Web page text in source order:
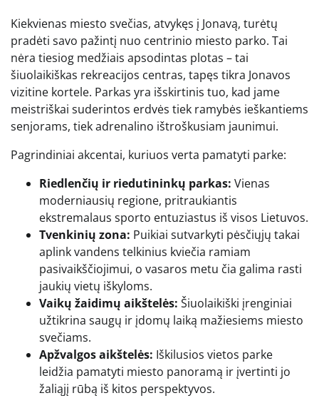
Kiekvienas miesto svečias, atvykęs į Jonavą, turėtų
pradėti savo pažintį nuo centrinio miesto parko. Tai
nėra tiesiog medžiais apsodintas plotas – tai
šiuolaikiškas rekreacijos centras, tapęs tikra Jonavos
vizitine kortele. Parkas yra išskirtinis tuo, kad jame
meistriškai suderintos erdvės tiek ramybės ieškantiems
senjorams, tiek adrenalino ištroškusiam jaunimui.
Pagrindiniai akcentai, kuriuos verta pamatyti parke:
Riedlenčių ir riedutininkų parkas: Vienas
moderniausių regione, pritraukiantis
ekstremalaus sporto entuziastus iš visos Lietuvos.
Tvenkinių zona: Puikiai sutvarkyti pėsčiųjų takai
aplink vandens telkinius kviečia ramiam
pasivaikščiojimui, o vasaros metu čia galima rasti
jaukių vietų iškyloms.
Vaikų žaidimų aikštelės: Šiuolaikiški įrenginiai
užtikrina saugų ir įdomų laiką mažiesiems miesto
svečiams.
Apžvalgos aikštelės: Iškilusios vietos parke
leidžia pamatyti miesto panoramą ir įvertinti jo
žaliąjį rūbą iš kitos perspektyvos.